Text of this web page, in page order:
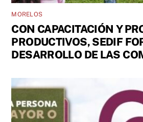
MORELOS
CON CAPACITACIÓN Y
PRODUCTIVOS, SEDIF
DESARROLLO DE LAS